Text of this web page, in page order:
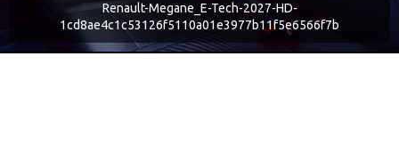
Renault-Megane_E-Tech-2027-HD-
1cd8ae4c1c53126f5110a01e3977b11f5e6566f7b